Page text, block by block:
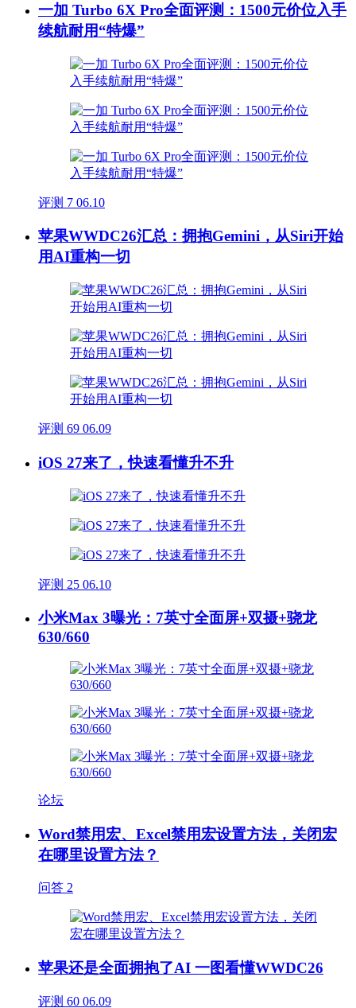
一加 Turbo 6X Pro全面评测：1500元价位入手
续航耐用“特爆”
评测 7 06.10
苹果WWDC26汇总：拥抱Gemini，从Siri开始
用AI重构一切
评测 69 06.09
iOS 27来了，快速看懂升不升
评测 25 06.10
小米Max 3曝光：7英寸全面屏+双摄+骁龙
630/660
论坛
Word禁用宏、Excel禁用宏设置方法，关闭宏
在哪里设置方法？
问答 2
苹果还是全面拥抱了AI 一图看懂WWDC26
评测 60 06.09